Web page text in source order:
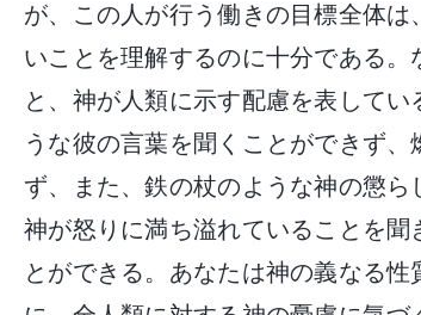
が、この人が行う働きの目標全体
いことを理解するのに十分である
と、神が人類に示す配慮を表して
うな彼の言葉を聞くことができず
ず、また、鉄の杖のような神の懲
神が怒りに満ち溢れていることを
とができる。あなたは神の義なる